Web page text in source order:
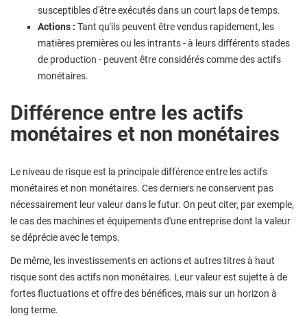
susceptibles d'être exécutés dans un court laps de temps.
Actions : Tant qu'ils peuvent être vendus rapidement, les
matières premières ou les intrants - à leurs différents stades
de production - peuvent être considérés comme des actifs
monétaires.
Différence entre les actifs
monétaires et non monétaires
Le niveau de risque est la principale différence entre les actifs
monétaires et non monétaires. Ces derniers ne conservent pas
nécessairement leur valeur dans le futur. On peut citer, par exemple,
le cas des machines et équipements d'une entreprise dont la valeur
se déprécie avec le temps.
De même, les investissements en actions et autres titres à haut
risque sont des actifs non monétaires. Leur valeur est sujette à de
fortes fluctuations et offre des bénéfices, mais sur un horizon à
long terme.